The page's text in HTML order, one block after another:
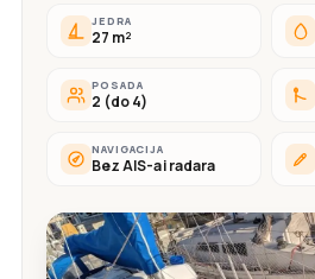
JEDRA
27 m²
POSADA
2 (do 4)
NAVIGACIJA
Bez AIS-a i radara